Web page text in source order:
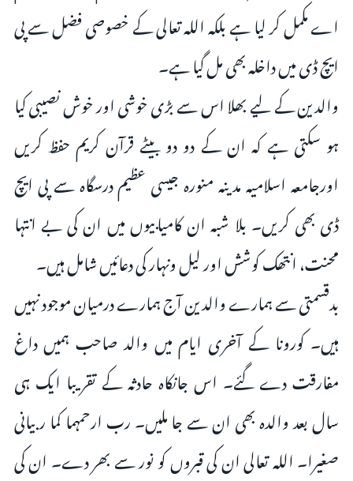
اے مکمل کر لیا ہے بلکہ اللہ تعالى کے خصوصی فضل سے پی
ایچ ڈی میں داخلہ بھی مل گیا ہے۔
والدین کے لیے بھلا اس سے بڑی خوشى اور خوش نصیبی کیا
ہو سکتی ہے کہ ان کے دو دو بیٹے قرآن کریم حفظ کریں
اورجامعہ اسلامیہ مدینہ منورہ جیسی عظیم درسگاہ سے پی ایچ
ڈی بھی کریں۔ بلا شبہ ان کامیابیوں میں ان کی بے انتہا
محنت، انتھک کوشش اور لیل ونہار کی دعائیں شامل ہیں۔
بدقسمتی سے ہمارے والدین آج ہمارے درمیان موجود نہیں
ہیں۔ کورونا کے آخری ایام میں والد صاحب ہمیں داغ
مفارقت دے گئے۔ اس جانکاہ حادثہ کے تقریبا ایک ہی
سال بعد والدہ بھی ان سے جا ملیں۔ رب ارحمہما کما ربیانی
صغیرا۔ اللہ تعالى ان کی قبروں کو نور سے بھر دے۔ ان کی